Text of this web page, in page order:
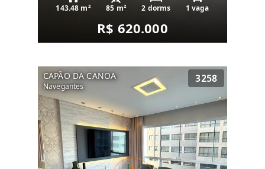
143.48 m² 85 m² 2 dorms 1 vaga
R$ 620.000
CAPÃO DA CANOA
Navegantes
3258